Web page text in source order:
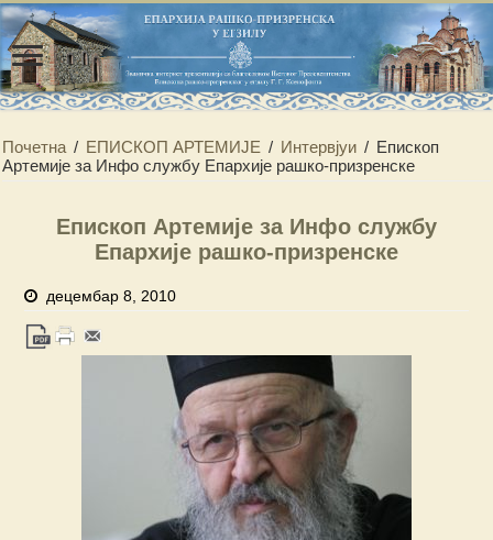
Почетна / ЕПИСКОП АРТЕМИЈЕ / Интервјуи / Епископ
Артемије за Инфо службу Епархије рашко-призренске
Епископ Артемије за Инфо службу
Епархије рашко-призренске
децембар 8, 2010